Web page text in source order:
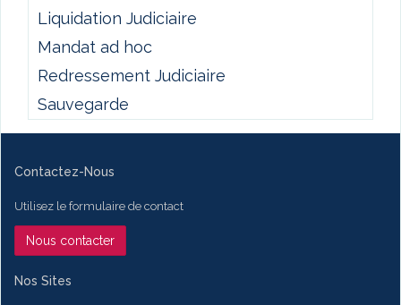
Liquidation Judiciaire
Mandat ad hoc
Redressement Judiciaire
Sauvegarde
Contactez-Nous
Utilisez le formulaire de contact
Nous contacter
Nos Sites